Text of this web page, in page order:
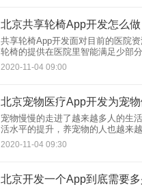
北京共享轮椅App开发怎么做
共享轮椅App开发面对目前的医院资
轮椅的提供在医院里智能满足少部分
对轮椅需求增加的时候，就出现供不
通过轮椅共享的方式，为医院提供轮
2020-11-04 09:00
宠物慢慢的走进了越来越多人的生
活水平的提升，养宠物的人也越来越
疗App开发给用户提供方便的宠物医
物们健康的成长。让用户们可以通过
2020-11-04 09:30
北京开发一个App到底需要多